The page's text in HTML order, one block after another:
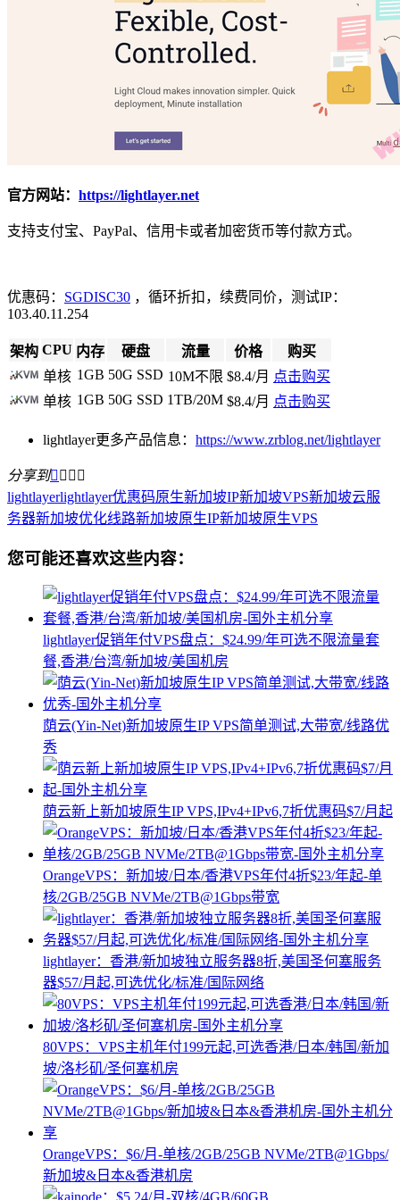
官方网站： https://lightlayer.net
支持支付宝、PayPal、信用卡或者加密货币等付款方式。
优惠码： SGDISC30 ，循环折扣，续费同价，测试IP：
103.40.11.254
架构 CPU 内存 硬盘 流量 价格
购买
单核 1GB 50G SSD 10M不限 $8.4/月 点击购买
单核 1GB 50G SSD 1TB/20M $8.4/月 点击购买
lightlayer更多产品信息： https://www.zrblog.net/lightlayer
分享到   
lightlayerlightlayer优惠码原生新加坡IP新加坡VPS新加坡云服
务器新加坡优化线路新加坡原生IP新加坡原生VPS
您可能还喜欢这些内容：
lightlayer促销年付VPS盘点：$24.99/年可选不限流量套
餐,香港/台湾/新加坡/美国机房
荫云(Yin-Net)新加坡原生IP VPS简单测试,大带宽/线路优
秀
荫云新上新加坡原生IP VPS,IPv4+IPv6,7折优惠码$7/月起
OrangeVPS：新加坡/日本/香港VPS年付4折$23/年起-单
核/2GB/25GB NVMe/2TB@1Gbps带宽
lightlayer：香港/新加坡独立服务器8折,美国圣何塞服务
器$57/月起,可选优化/标准/国际网络
80VPS：VPS主机年付199元起,可选香港/日本/韩国/新加
坡/洛杉矶/圣何塞机房
OrangeVPS：$6/月-单核/2GB/25GB NVMe/2TB@1Gbps/
新加坡&日本&香港机房